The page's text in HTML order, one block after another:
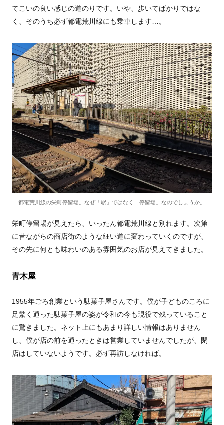
てこいの良い感じの道のりです。いや、歩いてばかりではな
く、そのうち必ず都電荒川線にも乗車します…。
都電荒川線の栄町停留場。なぜ「駅」ではなく「停留場」なのでしょうか。
栄町停留場が見えたら、いったん都電荒川線と別れます。次第
に昔ながらの商店街のような細い道に変わっていくのですが、
その先に何とも味わいのある雰囲気のお店が見えてきました。
青木屋
1955年ごろ創業という駄菓子屋さんです。僕が子どものころに
足繁く通った駄菓子屋の姿が令和の今も現役で残っていること
に驚きました。ネット上にもあまり詳しい情報はありません
し、僕が店の前を通ったときは営業していませんでしたが、閉
店はしていないようです。必ず再訪しなければ。